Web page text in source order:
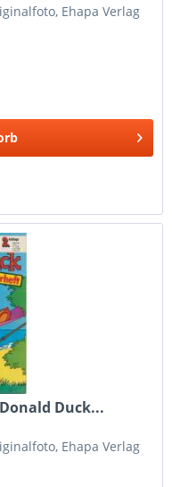
Ehapa Verlag
Duck...
Ehapa Verlag